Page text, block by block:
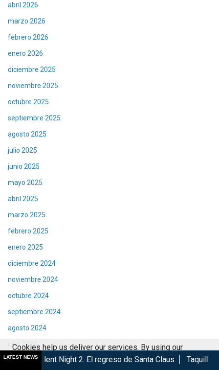
abril 2026
marzo 2026
febrero 2026
enero 2026
diciembre 2025
noviembre 2025
octubre 2025
septiembre 2025
agosto 2025
julio 2025
junio 2025
mayo 2025
abril 2025
marzo 2025
febrero 2025
enero 2025
diciembre 2024
noviembre 2024
octubre 2024
septiembre 2024
agosto 2024
julio 2024
junio 2024
LATEST NEWS
2: El regreso de Santa Claus Taquilla | Éxito de Spider-
Cookies help us deliver our services. By using our
services, you agree to our use of cookies.
Got it